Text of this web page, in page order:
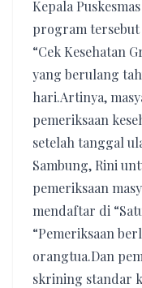
Kepala
program tersebut
“Cek Kesehatan
yang berulang
hari.Artinya,
pemeriksaan
setelah tanggal
Sambung, Rini
pemeriksaan
mendaftar di
“Pemeriksaan
orangtua.Dan
skrining standar